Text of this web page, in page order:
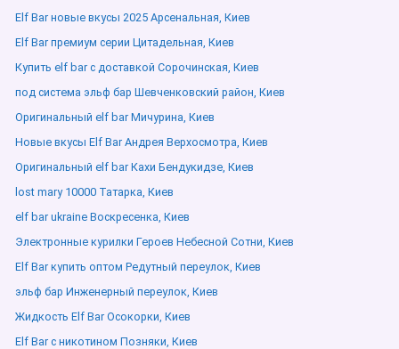
Elf Bar новые вкусы 2025 Арсенальная, Киев
Elf Bar премиум серии Цитадельная, Киев
Купить elf bar с доставкой Сорочинская, Киев
под система эльф бар Шевченковский район, Киев
Оригинальный elf bar Мичурина, Киев
Новые вкусы Elf Bar Андрея Верхосмотра, Киев
Оригинальный elf bar Кахи Бендукидзе, Киев
lost mary 10000 Татарка, Киев
elf bar ukraine Воскресенка, Киев
Электронные курилки Героев Небесной Сотни, Киев
Elf Bar купить оптом Редутный переулок, Киев
эльф бар Инженерный переулок, Киев
Жидкость Elf Bar Осокорки, Киев
Elf Bar с никотином Позняки, Киев